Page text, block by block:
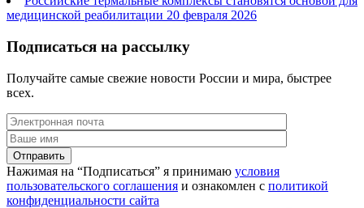
медицинской реабилитации 20 февраля 2026
Подписаться на рассылку
Получайте самые свежие новости России и мира, быстрее
всех.
Нажимая на “Подписаться” я принимаю условия
пользовательского соглашения и ознакомлен с политикой
конфиденциальности сайта